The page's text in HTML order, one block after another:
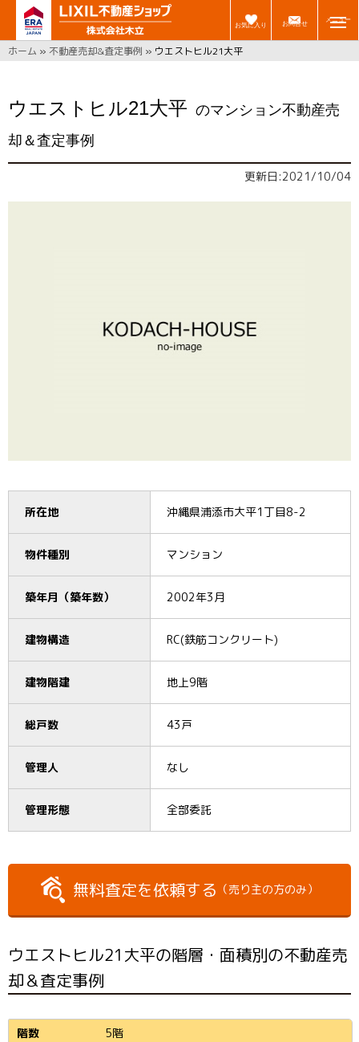
お気に入り お問合せ
メニュー
ホーム » 不動産売却&査定事例 » ウエストヒル21大平
ウエストヒル21大平 のマンション不動産売
却＆査定事例
更新日:2021/10/04
所在地 沖縄県浦添市大平1丁目8-2
物件種別 マンション
築年月（築年数） 2002年3月
建物構造 RC(鉄筋コンクリート)
建物階建 地上9階
総戸数 43戸
管理人 なし
管理形態 全部委託
無料査定を依頼する （売り主の方のみ）
ウエストヒル21大平の階層・面積別の不動産売
却＆査定事例
5階